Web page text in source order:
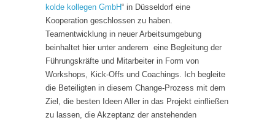
kolde kollegen GmbH“ in Düsseldorf eine
Kooperation geschlossen zu haben.
Teamentwicklung in neuer Arbeitsumgebung
beinhaltet hier unter anderem eine Begleitung der
Führungskräfte und Mitarbeiter in Form von
Workshops, Kick-Offs und Coachings. Ich begleite
die Beteiligten in diesem Change-Prozess mit dem
Ziel, die besten Ideen Aller in das Projekt einfließen
zu lassen, die Akzeptanz der anstehenden